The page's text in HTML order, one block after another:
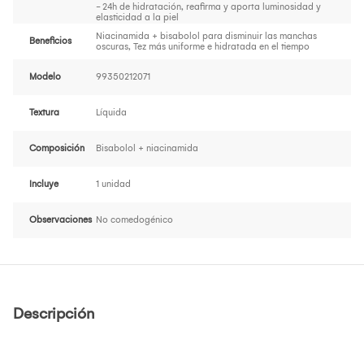
- 24h de hidratación, reafirma y aporta luminosidad y
elasticidad a la piel
Beneficios
Niacinamida + bisabolol para disminuir las manchas
oscuras, Tez más uniforme e hidratada en el tiempo
Modelo 99350212071
Textura Líquida
Composición Bisabolol + niacinamida
Incluye 1 unidad
Observaciones No comedogénico
Descripción